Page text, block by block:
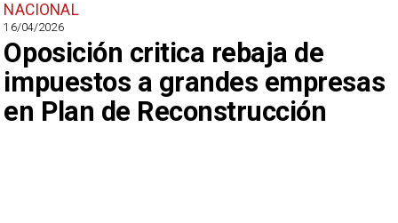
NACIONAL
16/04/2026
Oposición critica rebaja de
impuestos a grandes empresas
en Plan de Reconstrucción